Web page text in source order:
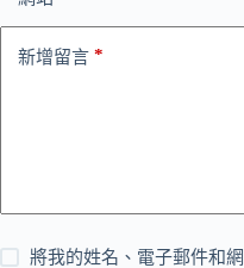
新增留言 *
將我的姓名、電子郵件和